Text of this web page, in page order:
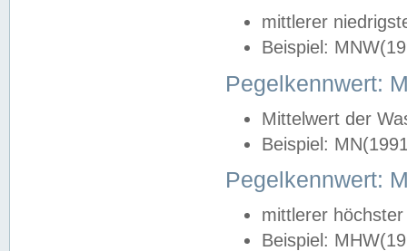
mittlerer
Beispiel:
Pegelkennwert:
Mittelwert der
Beispiel:
Pegelkennwert:
mittlerer
Beispiel: